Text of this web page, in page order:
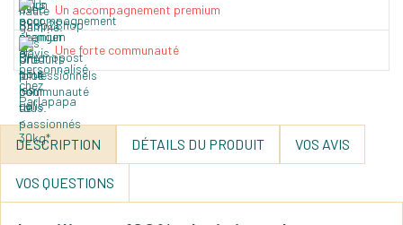
Un accompagnement premium
Une forte communauté
DESCRIPTION DÉTAILS DU PRODUIT VOS AVIS
VOS QUESTIONS